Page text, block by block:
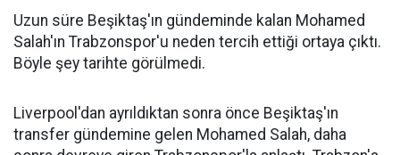
Uzun süre Beşiktaş'ın gündeminde kalan Mohamed
Salah'ın Trabzonspor'u neden tercih ettiği ortaya çıktı.
Böyle şey tarihte görülmedi.
Liverpool'dan ayrıldıktan sonra önce Beşiktaş'ın
transfer gündemine gelen Mohamed Salah, daha